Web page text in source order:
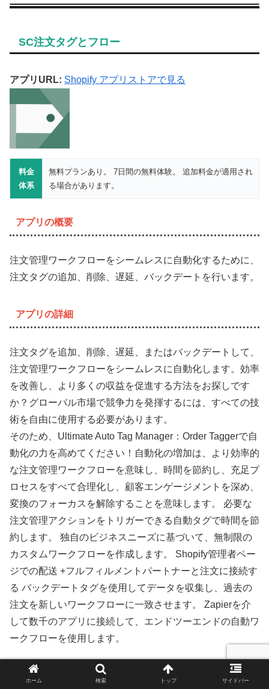
SC注文タグとフロー
アプリURL: Shopify アプリストアで見る
料金
体系
無料プランあり。 7日間の無料体験。 追加料金が適用され
る場合があります。
アプリの概要
注文管理ワークフローをシームレスに自動化するために、
注文タグの追加、削除、遅延、バックデートを行います。
アプリの詳細
注文タグを追加、削除、遅延、またはバックデートして、
注文管理ワークフローをシームレスに自動化します。効率
を改善し、より多くの収益を促進する方法をお探しです
か？グローバル市場で競争力を発揮するには、すべての技
術を自由に使用する必要があります。
そのため、Ultimate Auto Tag Manager：Order Taggerで自
動化の力を高めてください！自動化の増加は、より効率的
な注文管理ワークフローを意味し、時間を節約し、充足プ
ロセスをすべて合理化し、顧客エンゲージメントを深め、
変換のフォーカスを解除することを意味します。 必要な
注文管理アクションをトリガーできる自動タグで時間を節
約します。 独自のビジネスニーズに基づいて、無制限の
カスタムワークフローを作成します。 Shopify管理者ペー
ジでの配送 +フルフィルメントパートナーと注文に接続す
る バックデートタグを使用してデータを収集し、過去の
注文を新しいワークフローに一致させます。 Zapierを介
して数千のアプリに接続して、エンドツーエンドの自動ワ
ークフローを使用します。
評判
ホーム 検索 トップ サイドバー